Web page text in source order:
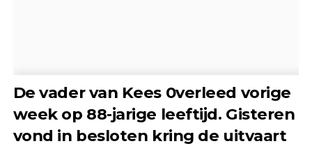
De vader van Kees 0verleed vorige
week op 88-jarige leeftijd. Gisteren
vond in besloten kring de uitvaart